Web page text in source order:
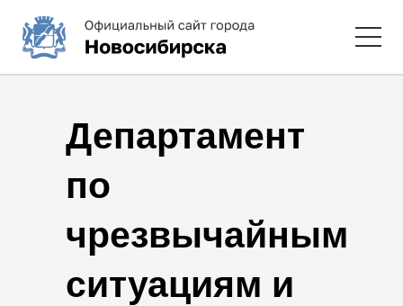
Департамент
по
чрезвычайным
ситуациям и